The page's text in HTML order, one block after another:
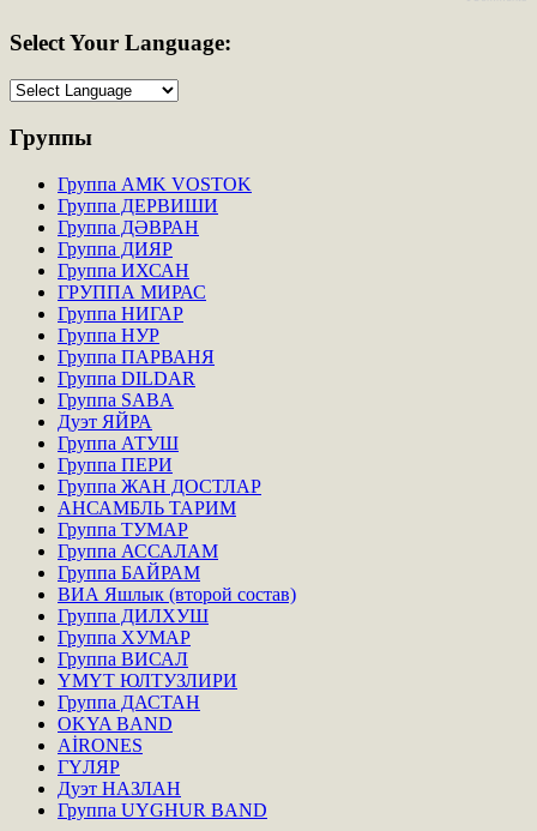
SelectYour Language:
Группы
Группа AMK VOSTOK
Группа ДЕРВИШИ
Группа ДӘВРАН
Группа ДИЯР
Группа ИХСАН
ГРУППА МИРАС
Группа НИГАР
Группа НУР
Группа ПАРВАНЯ
Группа DILDAR
Группа SABA
Дуэт ЯЙРА
Группа АТУШ
Группа ПЕРИ
Группа ЖАН ДОСТЛАР
АНСАМБЛЬ ТАРИМ
Группа ТУМАР
Группа АССАЛАМ
Группа БАЙРАМ
ВИА Яшлык (второй состав)
Группа ДИЛХУШ
Группа ХУМАР
Группа ВИСАЛ
ҮМҮТ ЮЛТУЗЛИРИ
Группа ДАСТАН
OKYA BAND
AİRONES
ГҮЛЯР
Дуэт НАЗЛАН
Группа UYGHUR BAND